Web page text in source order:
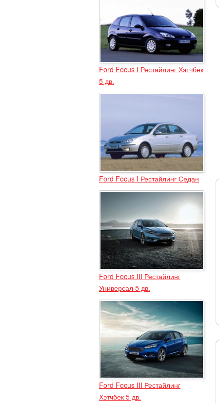
Ford Focus I Рестайлинг Хэтчбек
5 дв.
Ford Focus I Рестайлинг Седан
Ford Focus III Рестайлинг
Универсал 5 дв.
Ford Focus III Рестайлинг
Хэтчбек 5 дв.